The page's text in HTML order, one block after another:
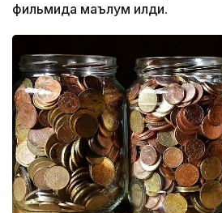
фильмида маълум қилди.